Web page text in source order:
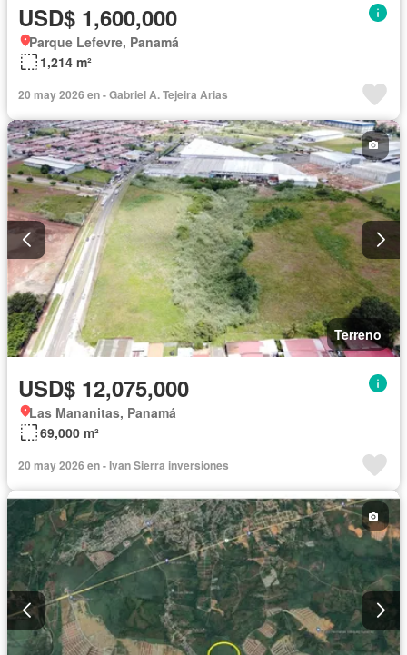
USD$ 1,600,000
Parque Lefevre, Panamá
1,214 m²
20 may 2026 en - Gabriel A. Tejeira Arias
Terreno
USD$ 12,075,000
Las Mananitas, Panamá
69,000 m²
20 may 2026 en - Ivan Sierra inversiones